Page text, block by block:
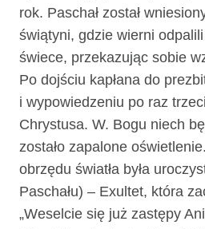
rok. Paschał został
świątyni, gdzie wierni
świece, przekazując sobie
Po dojściu kapłana do
i wypowiedzeniu po raz trzeci
Chrystusa. W. Bogu niech
zostało zapalone
obrzędu światła była
Paschału) – Exultet, która
„Weselcie się już zastępy